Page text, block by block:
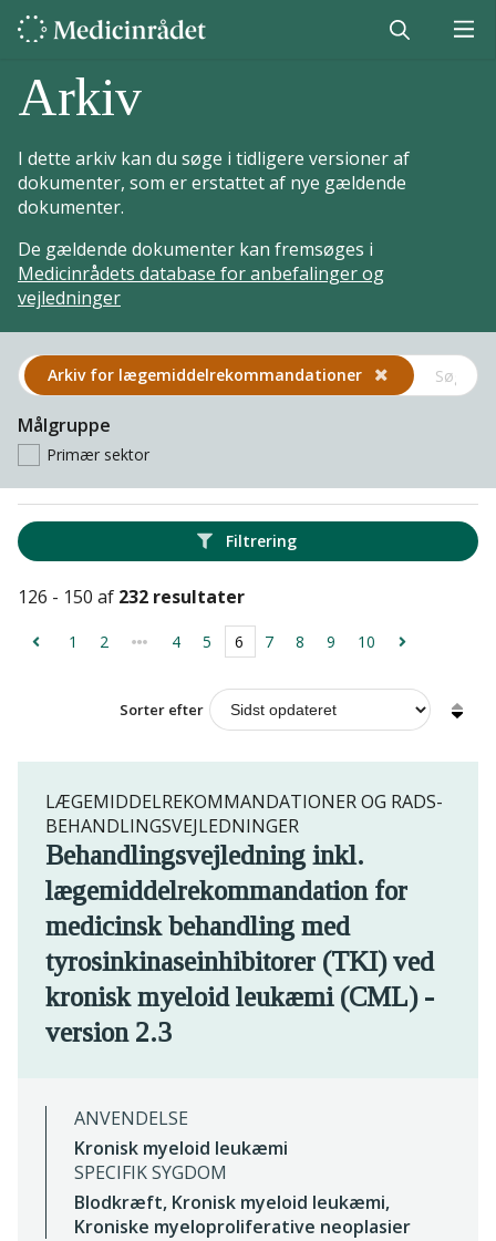
Arkiv
I dette arkiv kan du søge i tidligere versioner af
dokumenter, som er erstattet af nye gældende
dokumenter.
De gældende dokumenter kan fremsøges i
Medicinrådets database for anbefalinger og
vejledninger
Arkiv for lægemiddel­rekommandationer
Målgruppe
Primær sektor
Filtrering
126 - 150 af 232 resultater
1 2 4 5 6 7 8 9 10
Sorter efter
LÆGEMIDDELREKOMMANDATIONER OG RADS-
BEHANDLINGSVEJLEDNINGER
Behandlingsvejledning inkl.
lægemiddelrekommandation for
medicinsk behandling med
tyrosinkinaseinhibitorer (TKI) ved
kronisk myeloid leukæmi (CML) -
version 2.3
ANVENDELSE
Kronisk myeloid leukæmi
SPECIFIK SYGDOM
Blodkræft, Kronisk myeloid leukæmi,
Kroniske myeloproliferative neoplasier